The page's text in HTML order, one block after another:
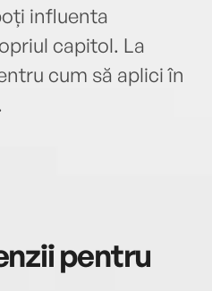
influenta
capitol. La
cum să aplici în
pentru